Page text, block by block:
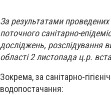
За результатами
поточного санітарно-
досліджень, розслідування
області 2 листопада ц.р.
Зокрема, за санітарно-
водопостачання: